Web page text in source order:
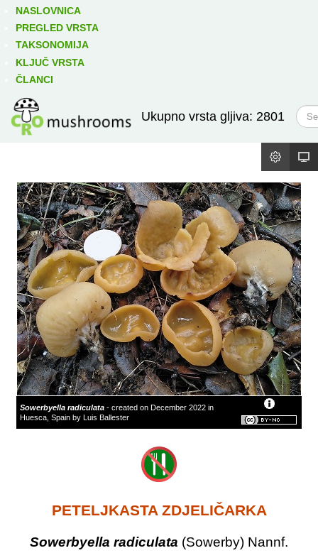
NASLOVNICA
PREGLED VRSTA
TAKSONOMIJA
KLJUČ VRSTA
ČLANCI
Ukupno vrsta gljiva: 2801
T
r
ž
Sowerbyella radiculata - created on December 2022 in
Huesca, Spain by Luis Ballester
PETELJKASTA ZDJELIČARKA
Sowerbyella radiculata (Sowerby) Nannf.
Izravno podređene niže takse: